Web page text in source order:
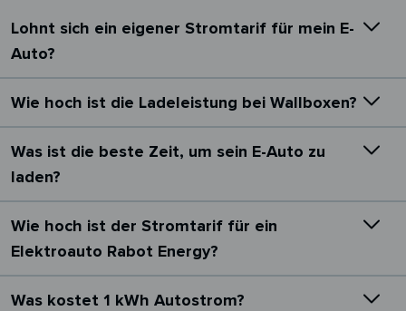
Lohnt sich ein eigener Stromtarif für mein E-
Auto?
Wie hoch ist die Ladeleistung bei Wallboxen?
Was ist die beste Zeit, um sein E-Auto zu
laden?
Wie hoch ist der Stromtarif für ein
Elektroauto Rabot Energy?
Was kostet 1 kWh Autostrom?